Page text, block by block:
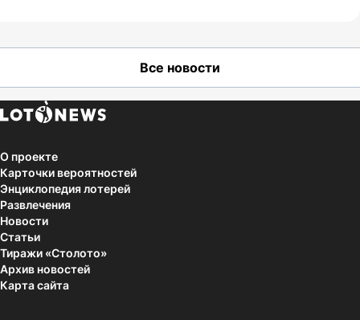
Все новости
О проекте
Карточки вероятностей
Энциклопедия лотерей
Развлечения
Новости
Статьи
Тиражи «Столото»
Архив новостей
Карта сайта